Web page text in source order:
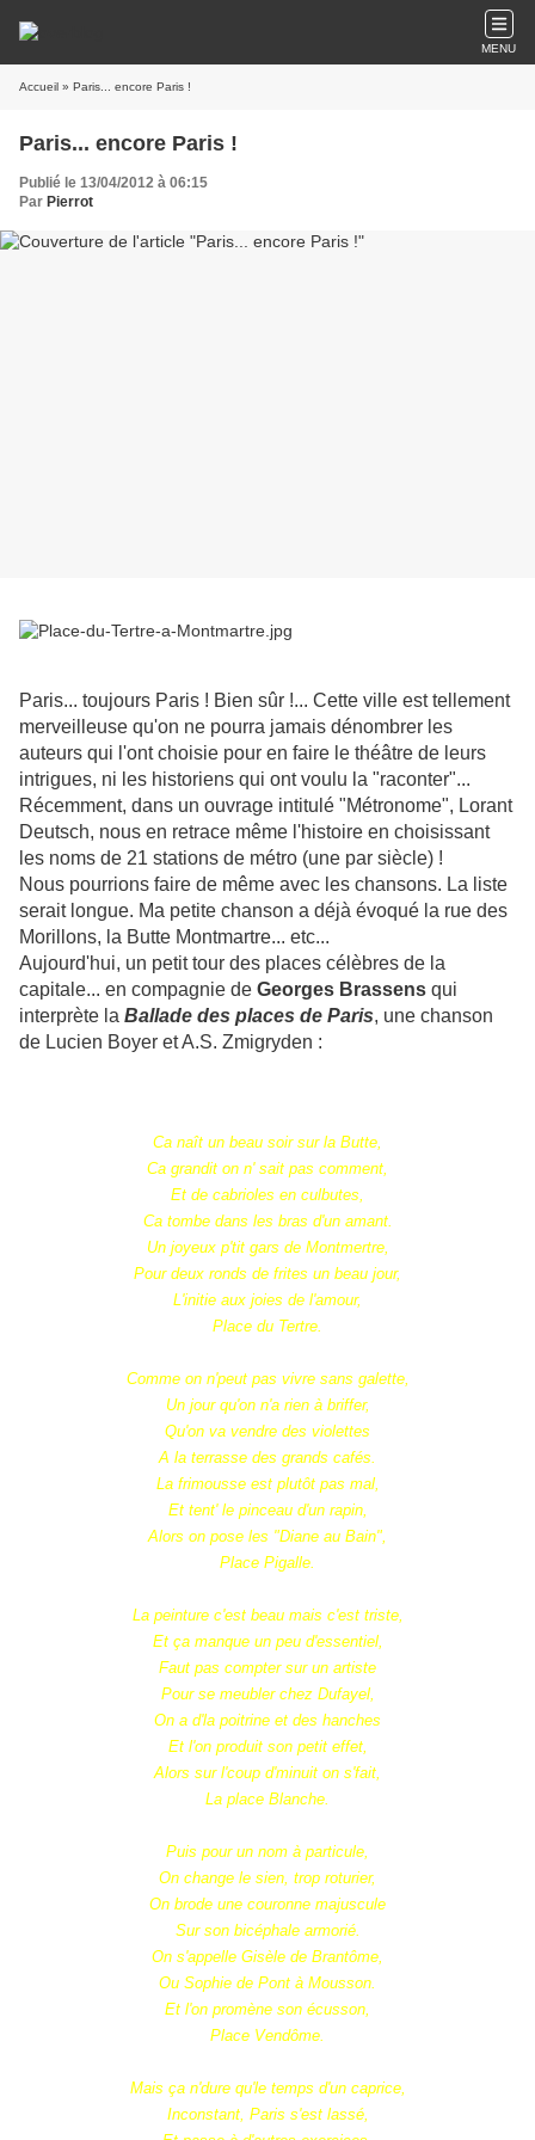
MENU
Accueil » Paris... encore Paris !
Paris... encore Paris !
Publié le 13/04/2012 à 06:15
Par Pierrot
Paris... toujours Paris ! Bien sûr !... Cette ville est tellement
merveilleuse qu'on ne pourra jamais dénombrer les
auteurs qui l'ont choisie pour en faire le théâtre de leurs
intrigues, ni les historiens qui ont voulu la "raconter"...
Récemment, dans un ouvrage intitulé "Métronome", Lorant
Deutsch, nous en retrace même l'histoire en choisissant
les noms de 21 stations de métro (une par siècle) !
Nous pourrions faire de même avec les chansons. La liste
serait longue. Ma petite chanson a déjà évoqué la rue des
Morillons, la Butte Montmartre... etc...
Aujourd'hui, un petit tour des places célèbres de la
capitale... en compagnie de Georges Brassens qui
interprète la Ballade des places de Paris, une chanson
de Lucien Boyer et A.S. Zmigryden :
Ca naît un beau soir sur la Butte,
Ca grandit on n' sait pas comment,
Et de cabrioles en culbutes,
Ca tombe dans les bras d'un amant.
Un joyeux p'tit gars de Montmertre,
Pour deux ronds de frites un beau jour,
L'initie aux joies de l'amour,
Place du Tertre.
Comme on n'peut pas vivre sans galette,
Un jour qu'on n'a rien à briffer,
Qu'on va vendre des violettes
A la terrasse des grands cafés.
La frimousse est plutôt pas mal,
Et tent' le pinceau d'un rapin,
Alors on pose les "Diane au Bain",
Place Pigalle.
La peinture c'est beau mais c'est triste,
Et ça manque un peu d'essentiel,
Faut pas compter sur un artiste
Pour se meubler chez Dufayel,
On a d'la poitrine et des hanches
Et l'on produit son petit effet,
Alors sur l'coup d'minuit on s'fait,
La place Blanche.
Puis pour un nom à particule,
On change le sien, trop roturier,
On brode une couronne majuscule
Sur son bicéphale armorié.
On s'appelle Gisèle de Brantôme,
Ou Sophie de Pont à Mousson.
Et l'on promène son écusson,
Place Vendôme.
Mais ça n'dure qu'le temps d'un caprice,
Inconstant, Paris s'est lassé,